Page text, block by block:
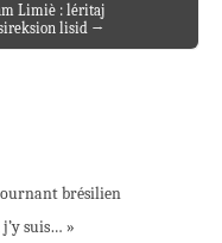
Limiè : léritaj
lisid →
brésilien
suis… »